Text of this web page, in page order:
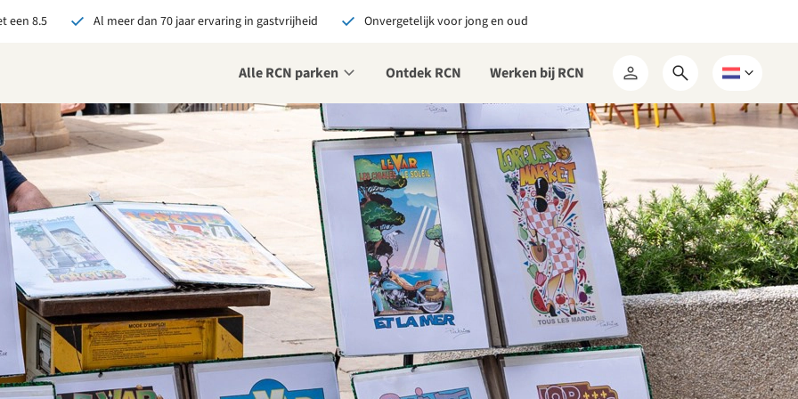
een 8.5 Al meer dan 70 jaar ervaring in gastvrijheid Onvergetelijk voor jong en oud
Alle RCN parken Ontdek RCN Werken bij RCN
Mijn
RCN
Open
zoekformulier
Kies
een
taal
bij RCN boekt, krijg je:
De beste prijsgarantie
Exclusieve voordelen
Persoonlijk contact
alle voordelen